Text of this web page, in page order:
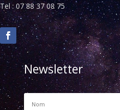
Tel : 07 88 37 08 75
Newsletter